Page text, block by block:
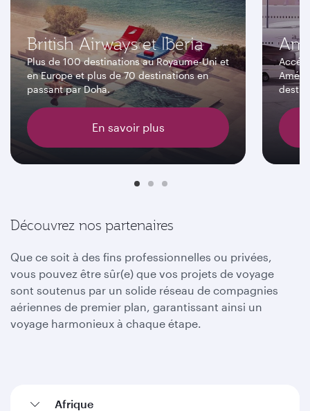
British Airways et Iberia
Plus de 100 destinations au Royaume-Uni et
en Europe et plus de 70 destinations en
passant par Doha.
En savoir plus
Découvrez nos partenaires
Que ce soit à des fins professionnelles ou privées,
vous pouvez être sûr(e) que vos projets de voyage
sont soutenus par un solide réseau de compagnies
aériennes de premier plan, garantissant ainsi un
voyage harmonieux à chaque étape.
Afrique